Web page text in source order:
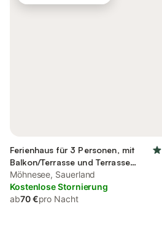
Ferienhaus für 3 Personen, mit
Balkon/Terrasse und Terrasse
sowie Garten
Möhnesee, Sauerland
Kostenlose Stornierung
ab70 €pro Nacht